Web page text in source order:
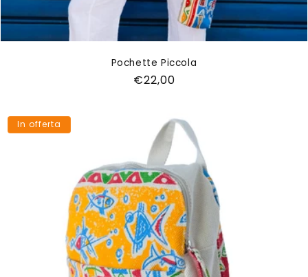
Pochette Piccola
Prezzo
€22,00
In offerta